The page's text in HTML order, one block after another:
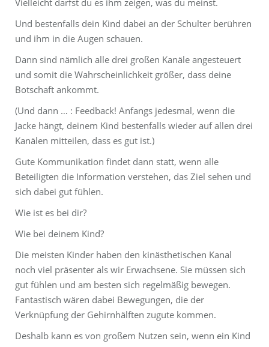
Vielleicht darfst du es ihm zeigen, was du meinst.
Und bestenfalls dein Kind dabei an der Schulter berühren
und ihm in die Augen schauen.
Dann sind nämlich alle drei großen Kanäle angesteuert
und somit die Wahrscheinlichkeit größer, dass deine
Botschaft ankommt.
(Und dann … : Feedback! Anfangs jedesmal, wenn die
Jacke hängt, deinem Kind bestenfalls wieder auf allen drei
Kanälen mitteilen, dass es gut ist.)
Gute Kommunikation findet dann statt, wenn alle
Beteiligten die Information verstehen, das Ziel sehen und
sich dabei gut fühlen.
Wie ist es bei dir?
Wie bei deinem Kind?
Die meisten Kinder haben den kinästhetischen Kanal
noch viel präsenter als wir Erwachsene. Sie müssen sich
gut fühlen und am besten sich regelmäßig bewegen.
Fantastisch wären dabei Bewegungen, die der
Verknüpfung der Gehirnhälften zugute kommen.
Deshalb kann es von großem Nutzen sein, wenn ein Kind